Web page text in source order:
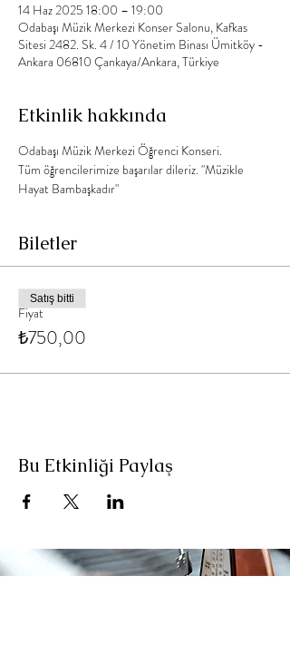
14 Haz 2025 18:00 – 19:00
Odabaşı Müzik Merkezi Konser Salonu, Kafkas
Sitesi 2482. Sk. 4 / 10 Yönetim Binası Ümitköy -
Ankara 06810 Çankaya/Ankara, Türkiye
Etkinlik hakkında
Odabaşı Müzik Merkezi Öğrenci Konseri.
Tüm öğrencilerimize başarılar dileriz. "Müzikle
Hayat Bambaşkadır"
Biletler
Fiyat
₺750,00
Satış bitti
Bu Etkinliği Paylaş